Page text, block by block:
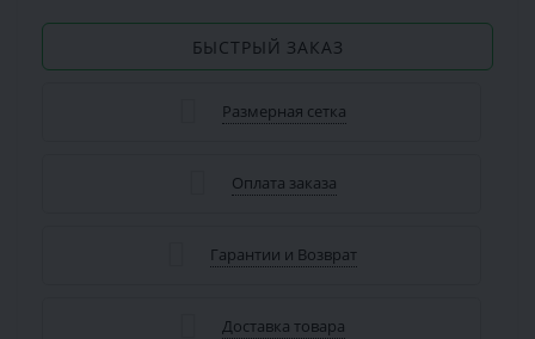
БЫСТРЫЙ ЗАКАЗ
Размерная сетка
Оплата заказа
Гарантии и Возврат
Доставка товара